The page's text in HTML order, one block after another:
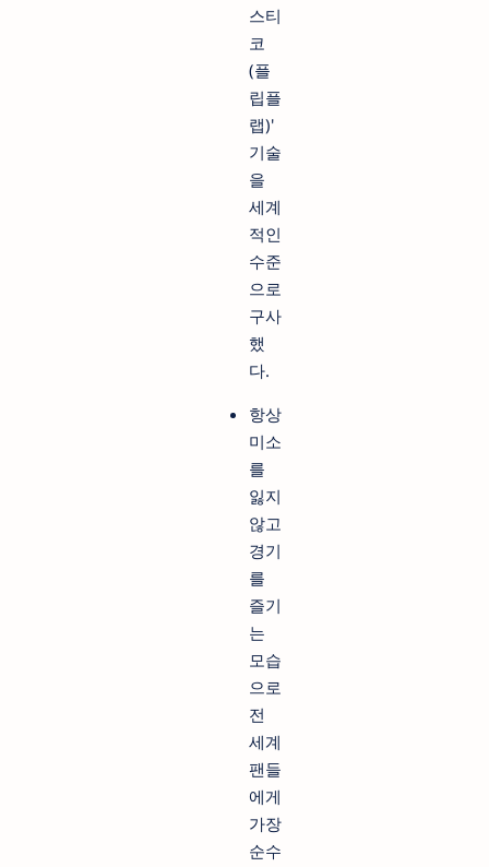
스티
코
(플
립플
랩)'
기술
을
세계
적인
수준
으로
구사
했
다.
항상
미소
를
잃지
않고
경기
를
즐기
는
모습
으로
전
세계
팬들
에게
가장
순수